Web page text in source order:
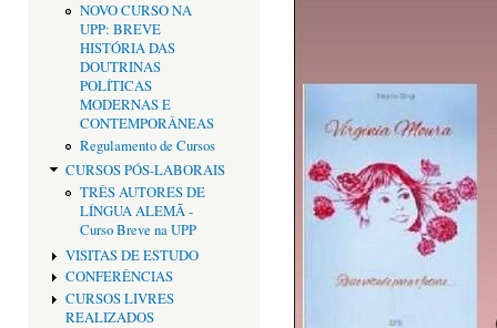
NOVO CURSO NA
UPP: BREVE
HISTÓRIA DAS
DOUTRINAS
POLÍTICAS
MODERNAS E
CONTEMPORÂNEAS
Regulamento de Cursos
CURSOS PÓS-LABORAIS
TRÊS AUTORES DE
LÍNGUA ALEMÃ -
Curso Breve na UPP
VISITAS DE ESTUDO
CONFERÊNCIAS
CURSOS LIVRES
REALIZADOS